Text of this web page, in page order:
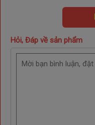
Hỏi, Đáp về sản phẩm